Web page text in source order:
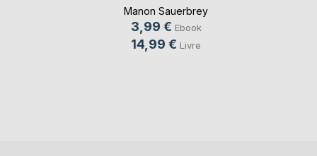
Manon Sauerbrey
3,99 € Ebook
14,99 € Livre